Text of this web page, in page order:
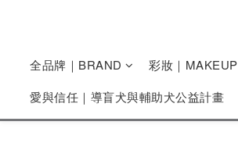
全品牌｜BRAND 彩妝｜MAKEUP
愛與信任｜導盲犬與輔助犬公益計畫